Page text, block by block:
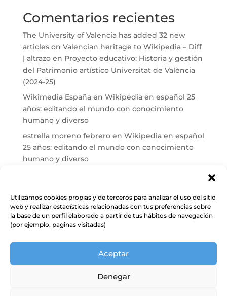
Utilizamos cookies propias y de terceros para analizar el uso del sitio
web y realizar estadísticas relacionadas con tus preferencias sobre
la base de un perfil elaborado a partir de tus hábitos de navegación
(por ejemplo, paginas visitadas)
Aceptar
Denegar
Comentarios recientes
The University of Valencia has added 32 new
articles on Valencian heritage to Wikipedia – Diff
| altrazoen Proyecto educativo: Historia y gestión
del Patrimonio artístico Universitat de València
(2024-25)
Wikimedia Españaen Wikipedia en español 25
años: editando el mundo con conocimiento
humano y diverso
estrella moreno febreroen Wikipedia en español
25 años: editando el mundo con conocimiento
humano y diverso
trabajo
Wikimedia Españaen Conectando: patrimonio
documental vasco en Wikipedia y Wikidata